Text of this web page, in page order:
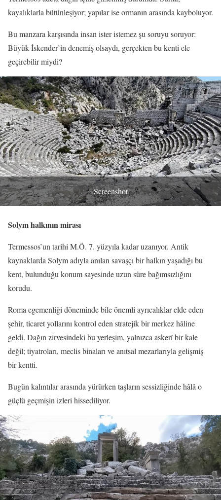
kayalıklarla bütünleşiyor; yapılar ise ormanın arasında kayboluyor.
Bu manzara karşısında insan ister istemez şu soruyu soruyor:
Büyük İskender’in denemiş olsaydı, gerçekten bu kenti ele
geçirebilir miydi?
Screenshot
Solym halkının mirası
Termessos’un tarihi M.Ö. 7. yüzyıla kadar uzanıyor. Antik
kaynaklarda Solym adıyla anılan savaşçı bir halkın yaşadığı bu
kent, bulunduğu konum sayesinde uzun süre bağımsızlığını
korudu.
Roma egemenliği döneminde bile önemli ayrıcalıklar elde eden
şehir, ticaret yollarını kontrol eden stratejik bir merkez hâline
geldi. Dağın zirvesindeki bu yerleşim, yalnızca askerî bir kale
değil; tiyatroları, meclis binaları ve anıtsal mezarlarıyla gelişmiş
bir kentti.
Bugün kalıntılar arasında yürürken taşların sessizliğinde hâlâ o
güçlü geçmişin izleri hissediliyor.